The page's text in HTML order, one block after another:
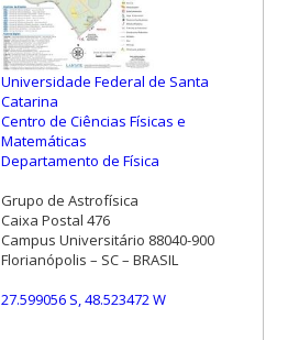
Universidade Federal de Santa
Catarina
Centro de Ciências Físicas e
Matemáticas
Departamento de Física
Grupo de Astrofísica
Caixa Postal 476
Campus Universitário 88040-900
Florianópolis – SC – BRASIL
27.599056 S, 48.523472 W